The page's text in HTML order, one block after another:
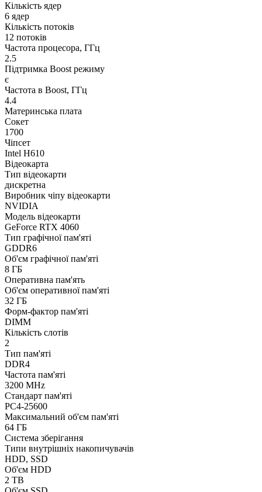
Кількість ядер
6 ядер
Кількість потоків
12 потоків
Частота процесора, ГГц
2.5
Підтримка Boost режиму
є
Частота в Boost, ГГц
4.4
Материнська плата
Сокет
1700
Чіпсет
Intel H610
Відеокарта
Тип відеокарти
дискретна
Виробник чіпу відеокарти
NVIDIA
Модель відеокарти
GeForce RTX 4060
Тип графічної пам'яті
GDDR6
Об'єм графічної пам'яті
8 ГБ
Оперативна пам'ять
Об'єм оперативної пам'яті
32 ГБ
Форм-фактор пам'яті
DIMM
Кількість слотів
2
Тип пам'яті
DDR4
Частота пам'яті
3200 MHz
Стандарт пам'яті
PC4-25600
Максимальний об'єм пам'яті
64 ГБ
Система зберігання
Типи внутрішніх накопичувачів
HDD, SSD
Об'єм HDD
2 TB